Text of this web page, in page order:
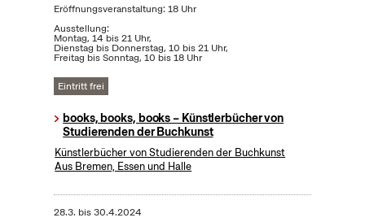
Eröffnungsveranstaltung: 18 Uhr
Ausstellung:
Montag, 14 bis 21 Uhr,
Dienstag bis Donnerstag, 10 bis 21 Uhr,
Freitag bis Sonntag, 10 bis 18 Uhr
Eintritt frei
books, books, books – Künstlerbücher von
Studierenden der Buchkunst
Künstlerbücher von Studierenden der Buchkunst
Aus Bremen, Essen und Halle
28.3. bis30.4.2024